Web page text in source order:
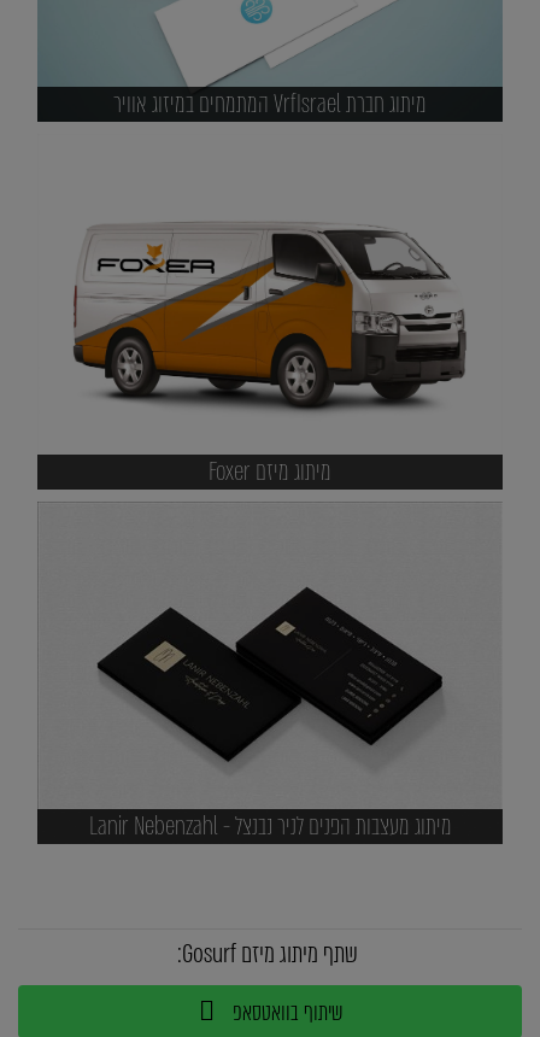
מיתוג חברת VrfIsrael המתמחים במיזוג אוויר
מיתוג מיזם Foxer
מיתוג מעצבות הפנים לניר נבנצל - Lanir Nebenzahl
שתף מיתוג מיזם Gosurf:
שיתוף בוואטסאפ